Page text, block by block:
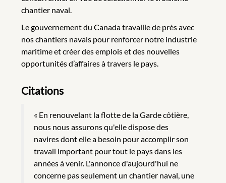
chantier naval.
Le gouvernement du Canada travaille de près avec
nos chantiers navals pour renforcer notre industrie
maritime et créer des emplois et des nouvelles
opportunités d’affaires à travers le pays.
Citations
« En renouvelant la flotte de la Garde côtière,
nous nous assurons qu'elle dispose des
navires dont elle a besoin pour accomplir son
travail important pour tout le pays dans les
années à venir. L'annonce d'aujourd'hui ne
concerne pas seulement un chantier naval, une